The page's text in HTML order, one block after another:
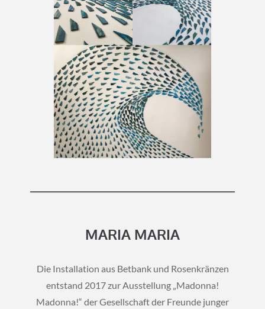
MARIA MARIA
Die Installation aus Betbank und Rosenkränzen
entstand 2017 zur Ausstellung „Madonna!
Madonna!“ der Gesellschaft der Freunde junger